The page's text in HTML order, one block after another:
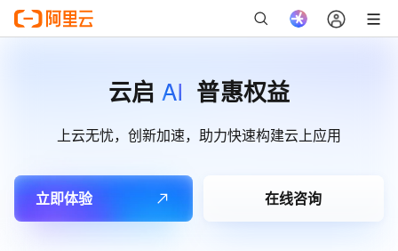
云启 AI 普惠权益
上云无忧，创新加速，助力快速构建云上应用
立即体验 在线咨询